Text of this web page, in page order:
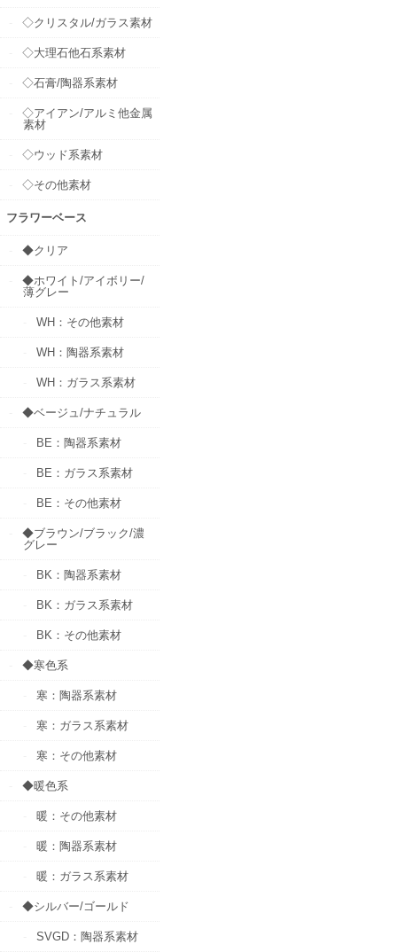
◇クリスタル/ガラス素材
◇大理石他石系素材
◇石膏/陶器系素材
◇アイアン/アルミ他金属
素材
◇ウッド系素材
◇その他素材
フラワーベース
◆クリア
◆ホワイト/アイボリー/
薄グレー
WH：その他素材
WH：陶器系素材
WH：ガラス系素材
◆ベージュ/ナチュラル
BE：陶器系素材
BE：ガラス系素材
BE：その他素材
◆ブラウン/ブラック/濃
グレー
BK：陶器系素材
BK：ガラス系素材
BK：その他素材
◆寒色系
寒：陶器系素材
寒：ガラス系素材
寒：その他素材
◆暖色系
暖：その他素材
暖：陶器系素材
暖：ガラス系素材
◆シルバー/ゴールド
SVGD：陶器系素材